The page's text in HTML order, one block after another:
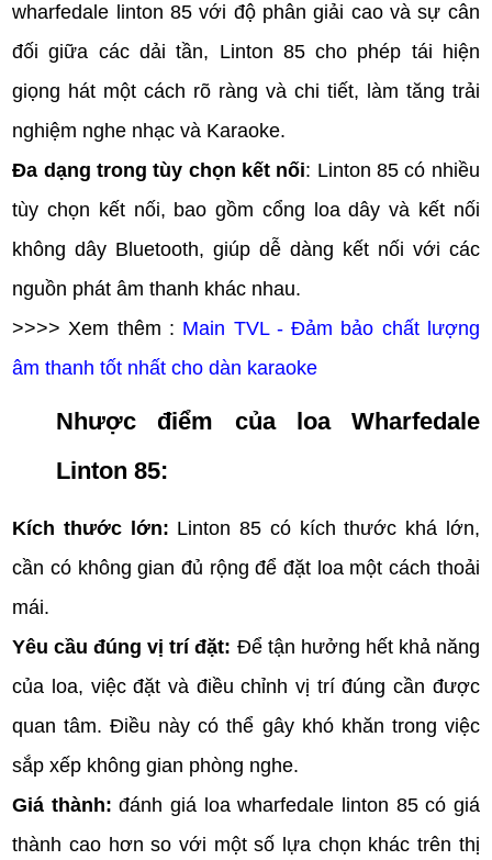
wharfedale linton 85 với độ phân giải cao và sự cân
đối giữa các dải tần, Linton 85 cho phép tái hiện
giọng hát một cách rõ ràng và chi tiết, làm tăng trải
nghiệm nghe nhạc và Karaoke.
Đa dạng trong tùy chọn kết nối: Linton 85 có nhiều
tùy chọn kết nối, bao gồm cổng loa dây và kết nối
không dây Bluetooth, giúp dễ dàng kết nối với các
nguồn phát âm thanh khác nhau.
>>>> Xem thêm : Main TVL - Đảm bảo chất lượng
âm thanh tốt nhất cho dàn karaoke
Nhược điểm của loa Wharfedale
Linton 85:
Kích thước lớn: Linton 85 có kích thước khá lớn,
cần có không gian đủ rộng để đặt loa một cách thoải
mái.
Yêu cầu đúng vị trí đặt: Để tận hưởng hết khả năng
của loa, việc đặt và điều chỉnh vị trí đúng cần được
quan tâm. Điều này có thể gây khó khăn trong việc
sắp xếp không gian phòng nghe.
Giá thành:đánh giá loa wharfedale linton 85 có giá
thành cao hơn so với một số lựa chọn khác trên thị